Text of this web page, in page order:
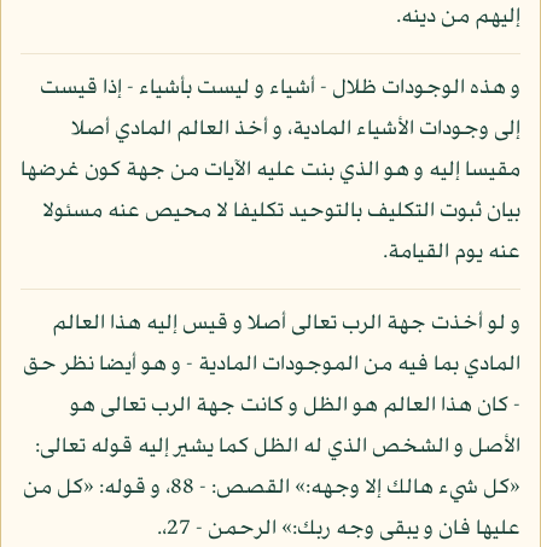
إليهم من دينه.
و هذه الوجودات ظلال - أشياء و ليست بأشياء - إذا قيست
إلى وجودات الأشياء المادية، و أخذ العالم المادي أصلا
مقيسا إليه و هو الذي بنت عليه الآيات من جهة كون غرضها
بيان ثبوت التكليف بالتوحيد تكليفا لا محيص عنه مسئولا
عنه يوم القيامة.
و لو أخذت جهة الرب تعالى أصلا و قيس إليه هذا العالم
المادي بما فيه من الموجودات المادية - و هو أيضا نظر حق
- كان هذا العالم هو الظل و كانت جهة الرب تعالى هو
الأصل و الشخص الذي له الظل كما يشير إليه قوله تعالى:
«كل شيء هالك إلا وجهه:» القصص: - 88، و قوله: «كل من
عليها فان و يبقى وجه ربك:» الرحمن - 27،.